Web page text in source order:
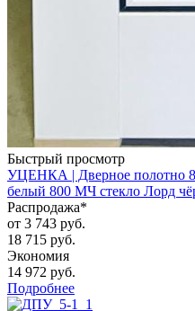
Быстрый просмотр
УЦЕНКА | Дверное полотно
белый 800 МЧ стекло Лорд
Распродажа*
от 3 743 руб.
18 715 руб.
Экономия
14 972 руб.
Подробнее